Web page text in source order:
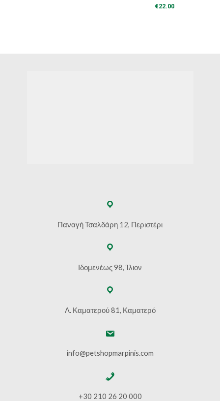
€22.00
Παναγή Τσαλδάρη 12, Περιστέρι
Ιδομενέως 98, Ίλιον
Λ. Καματερού 81, Καματερό
info@petshopmarpinis.com
+30 210 26 20 000